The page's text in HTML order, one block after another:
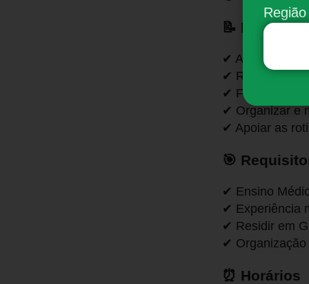
📝
✔ Auxiliar no
✔ Realizar
✔ Fazer
✔ Organizar e
✔ Apoiar as
🎯
✔ Ensino
✔ Experiência
✔ Residir em
✔ Organização
⏰ Horários